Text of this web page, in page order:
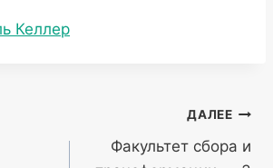
Келлер
ДАЛЕЕ
Факультет сбора и